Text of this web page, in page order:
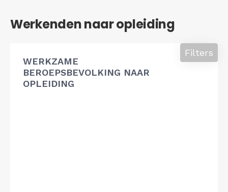
Werkenden naar opleiding
WERKZAME
BEROEPSBEVOLKING NAAR
OPLEIDING
Filters